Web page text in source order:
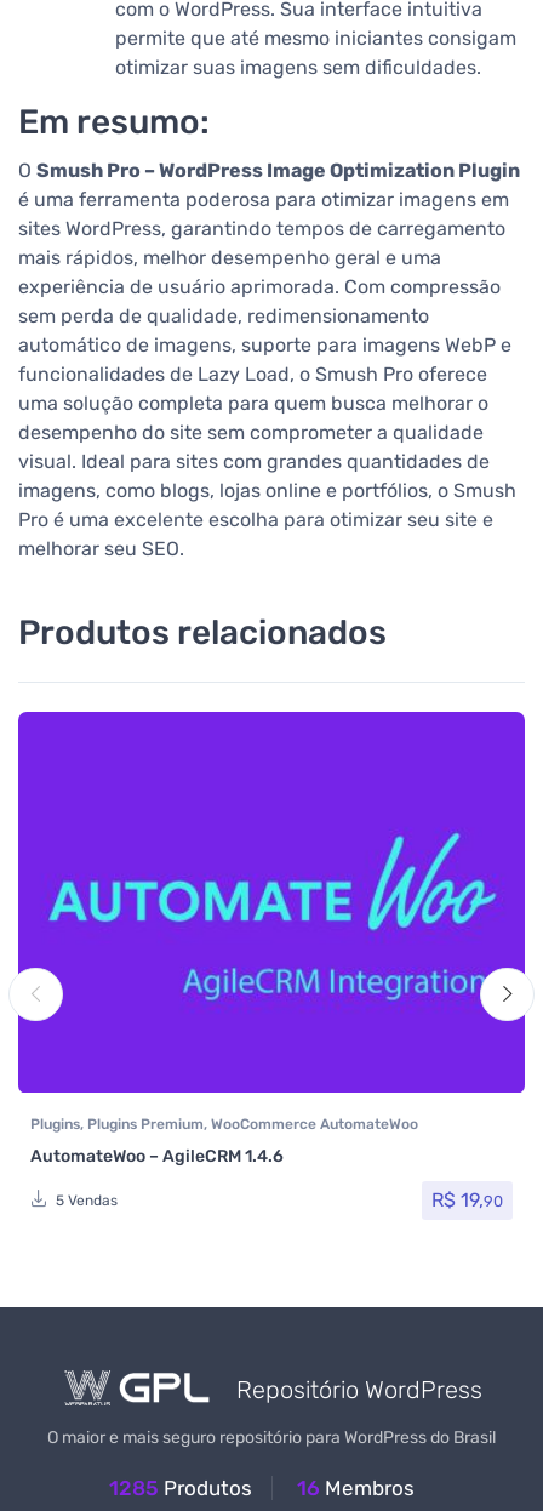
com o WordPress. Sua interface intuitiva
permite que até mesmo iniciantes consigam
otimizar suas imagens sem dificuldades.
Em resumo:
O Smush Pro – WordPress Image Optimization Plugin
é uma ferramenta poderosa para otimizar imagens em
sites WordPress, garantindo tempos de carregamento
mais rápidos, melhor desempenho geral e uma
experiência de usuário aprimorada. Com compressão
sem perda de qualidade, redimensionamento
automático de imagens, suporte para imagens WebP e
funcionalidades de Lazy Load, o Smush Pro oferece
uma solução completa para quem busca melhorar o
desempenho do site sem comprometer a qualidade
visual. Ideal para sites com grandes quantidades de
imagens, como blogs, lojas online e portfólios, o Smush
Pro é uma excelente escolha para otimizar seu site e
melhorar seu SEO.
Produtos relacionados
Plugins, Plugins Premium, WooCommerce AutomateWoo
AutomateWoo – AgileCRM 1.4.6
5 Vendas R$ 19,90
Repositório WordPress
O maior e mais seguro repositório para WordPress do Brasil
1285 Produtos 16 Membros